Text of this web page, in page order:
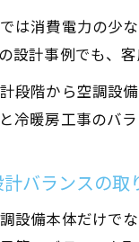
は消費電力の少
設計事例でも、
段階から空調設
冷暖房工事のバ
バランスの取
設備本体だけで